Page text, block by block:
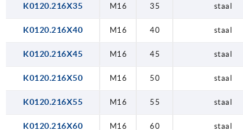
K0120.216X35 M16 35 staal
K0120.216X40 M16 40 staal
K0120.216X45 M16 45 staal
K0120.216X50 M16 50 staal
K0120.216X55 M16 55 staal
K0120.216X60 M16 60 staal